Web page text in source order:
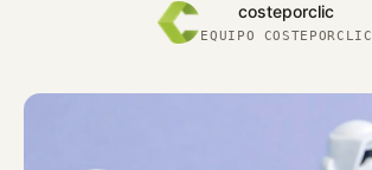
costeporclic
EQUIPO COSTEPORCLIC